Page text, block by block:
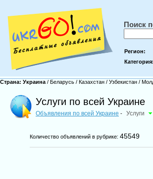
Поиск
Регион:
Категория:
Страна: Украина / Беларусь / Казахстан / Узбекистан /
Услуги по всей Украине
Объявления по всей Украине - Услуги
Количество объявлений в рубрике: 45549